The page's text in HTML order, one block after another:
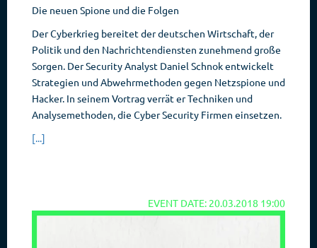
Die neuen Spione und die Folgen
Der Cyberkrieg bereitet der deutschen Wirtschaft, der
Politik und den Nachrichtendiensten zunehmend große
Sorgen. Der Security Analyst Daniel Schnok entwickelt
Strategien und Abwehrmethoden gegen Netzspione und
Hacker. In seinem Vortrag verrät er Techniken und
Analysemethoden, die Cyber Security Firmen einsetzen.
[...]
EVENT DATE: 20.03.2018 19:00